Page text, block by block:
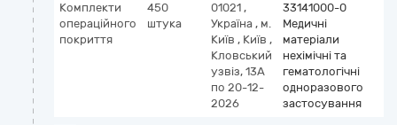
Комплекти
операційного
покриття
450
штука
01021 ,
Україна , м.
Київ , Київ ,
Кловський
узвіз, 13А
по 20-12-
2026
33141000-0
Медичні
матеріали
нехімічні та
гематологічні
одноразового
застосування